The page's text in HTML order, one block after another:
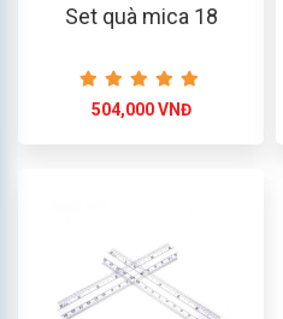
Set quà mica 18
504,000 VNĐ